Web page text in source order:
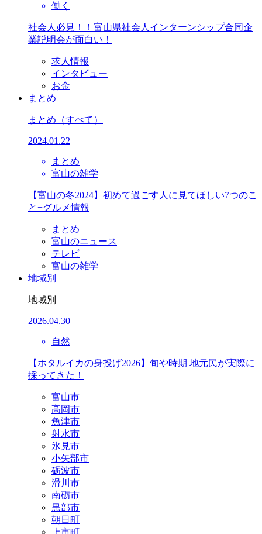
働く
社会人必見！！富山県社会人インターンシップ合同企
業説明会が面白い！
求人情報
インタビュー
お金
まとめ
まとめ （すべて）
2024.01.22
まとめ
富山の雑学
【富山の冬2024】初めて過ごす人に見てほしい7つのこ
と+グルメ情報
まとめ
富山のニュース
テレビ
富山の雑学
地域別
地域別
2026.04.30
自然
【ホタルイカの身投げ2026】旬や時期 地元民が実際に
採ってきた！
富山市
高岡市
魚津市
射水市
氷見市
小矢部市
砺波市
滑川市
南砺市
黒部市
朝日町
上市町